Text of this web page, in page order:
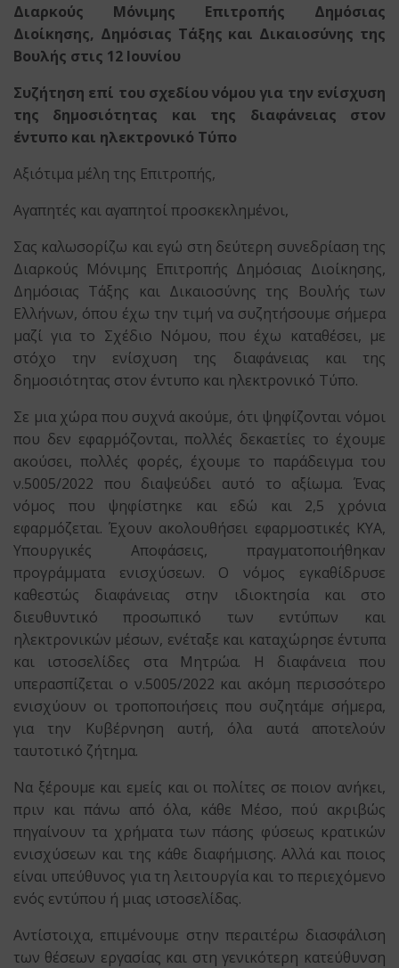
Διαρκούς Μόνιμης Επιτροπής Δημόσιας
Διοίκησης, Δημόσιας Τάξης και Δικαιοσύνης της
Βουλής στις 12 Ιουνίου
Συζήτηση επί του σχεδίου νόμου για την ενίσχυση
της δημοσιότητας και της διαφάνειας στον
έντυπο και ηλεκτρονικό Τύπο
Αξιότιμα μέλη της Επιτροπής,
Αγαπητές και αγαπητοί προσκεκλημένοι,
Σας καλωσορίζω και εγώ στη δεύτερη συνεδρίαση της
Διαρκούς Μόνιμης Επιτροπής Δημόσιας Διοίκησης,
Δημόσιας Τάξης και Δικαιοσύνης της Βουλής των
Ελλήνων, όπου έχω την τιμή να συζητήσουμε σήμερα
μαζί για το Σχέδιο Νόμου, που έχω καταθέσει, με
στόχο την ενίσχυση της διαφάνειας και της
δημοσιότητας στον έντυπο και ηλεκτρονικό Τύπο.
Σε μια χώρα που συχνά ακούμε, ότι ψηφίζονται νόμοι
που δεν εφαρμόζονται, πολλές δεκαετίες το έχουμε
ακούσει, πολλές φορές, έχουμε το παράδειγμα του
ν.5005/2022 που διαψεύδει αυτό το αξίωμα. Ένας
νόμος που ψηφίστηκε και εδώ και 2,5 χρόνια
εφαρμόζεται. Έχουν ακολουθήσει εφαρμοστικές ΚΥΑ,
Υπουργικές Αποφάσεις, πραγματοποιήθηκαν
προγράμματα ενισχύσεων. Ο νόμος εγκαθίδρυσε
καθεστώς διαφάνειας στην ιδιοκτησία και στο
διευθυντικό προσωπικό των εντύπων και
ηλεκτρονικών μέσων, ενέταξε και καταχώρησε έντυπα
και ιστοσελίδες στα Μητρώα. Η διαφάνεια που
υπερασπίζεται ο ν.5005/2022 και ακόμη περισσότερο
ενισχύουν οι τροποποιήσεις που συζητάμε σήμερα,
για την Κυβέρνηση αυτή, όλα αυτά αποτελούν
ταυτοτικό ζήτημα.
Να ξέρουμε και εμείς και οι πολίτες σε ποιον ανήκει,
πριν και πάνω από όλα, κάθε Μέσο, πού ακριβώς
πηγαίνουν τα χρήματα των πάσης φύσεως κρατικών
ενισχύσεων και της κάθε διαφήμισης. Αλλά και ποιος
είναι υπεύθυνος για τη λειτουργία και το περιεχόμενο
ενός εντύπου ή μιας ιστοσελίδας.
Αντίστοιχα, επιμένουμε στην περαιτέρω διασφάλιση
των θέσεων εργασίας και στη γενικότερη κατεύθυνση